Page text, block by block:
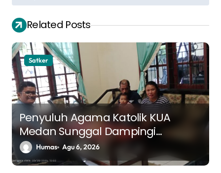
g
a
s
i
p
o
s
Related Posts
Satker
Penyuluh Agama Katolik KUA
Medan Sunggal Dampingi
Pasangan Suami Istri dalam
Praktik Ritus Baptis Bayi
Humas Agu 6, 2026